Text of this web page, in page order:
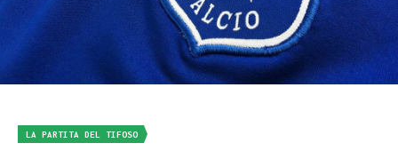
LA PARTITA DEL TIFOSO